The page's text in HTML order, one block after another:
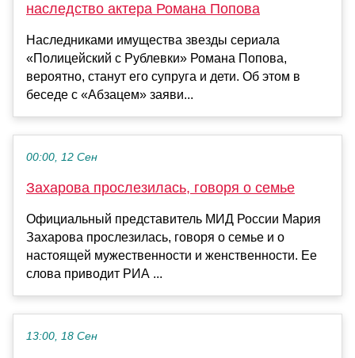
наследство актера Романа Попова
Наследниками имущества звезды сериала
«Полицейский с Рублевки» Романа Попова,
вероятно, станут его супруга и дети. Об этом в
беседе с «Абзацем» заяви...
00:00, 12 Сен
Захарова прослезилась, говоря о семье
Официальный представитель МИД России Мария
Захарова прослезилась, говоря о семье и о
настоящей мужественности и женственности. Ее
слова приводит РИА ...
13:00, 18 Сен